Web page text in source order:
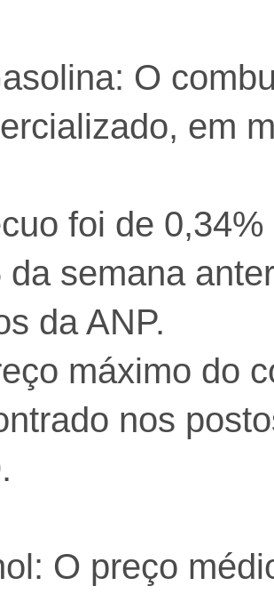
O
em
foi de
da semana
da ANP.
máximo do
nos
O preço